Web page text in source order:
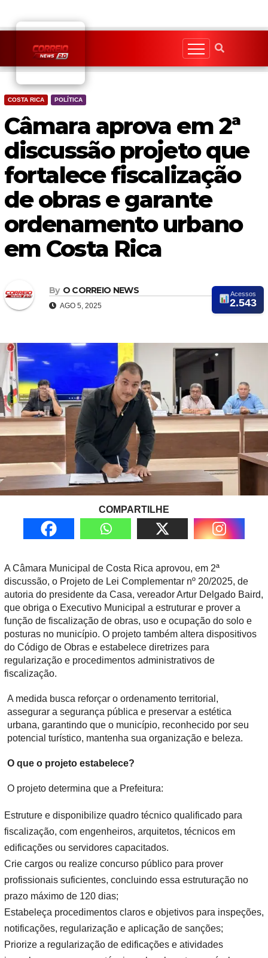
content
COSTA RICA POLÍTICA
Câmara aprova em 2ª
discussão projeto que
fortalece fiscalização
de obras e garante
ordenamento urbano
em Costa Rica
By O CORREIO NEWS
AGO 5, 2025
Acessos
2.543
COMPARTILHE
A Câmara Municipal de Costa Rica aprovou, em 2ª
discussão, o Projeto de Lei Complementar nº 20/2025, de
autoria do presidente da Casa, vereador Artur Delgado Baird,
que obriga o Executivo Municipal a estruturar e prover a
função de fiscalização de obras, uso e ocupação do solo e
posturas no município. O projeto também altera dispositivos
do Código de Obras e estabelece diretrizes para
regularização e procedimentos administrativos de
fiscalização.
A medida busca reforçar o ordenamento territorial,
assegurar a segurança pública e preservar a estética
urbana, garantindo que o município, reconhecido por seu
potencial turístico, mantenha sua organização e beleza.
O que o projeto estabelece?
O projeto determina que a Prefeitura:
Estruture e disponibilize quadro técnico qualificado para
fiscalização, com engenheiros, arquitetos, técnicos em
edificações ou servidores capacitados.
Crie cargos ou realize concurso público para prover
profissionais suficientes, concluindo essa estruturação no
prazo máximo de 120 dias;
Estabeleça procedimentos claros e objetivos para inspeções,
notificações, regularização e aplicação de sanções;
Priorize a regularização de edificações e atividades